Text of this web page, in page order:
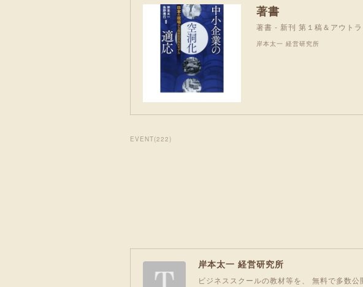
著書
著書 - 新刊 第１稿＆アウトラ
岸本太一 経営研究所
EVENT(222)
岸本太一 経営研究所
ビジネススクールの教材等を、 無料で多数